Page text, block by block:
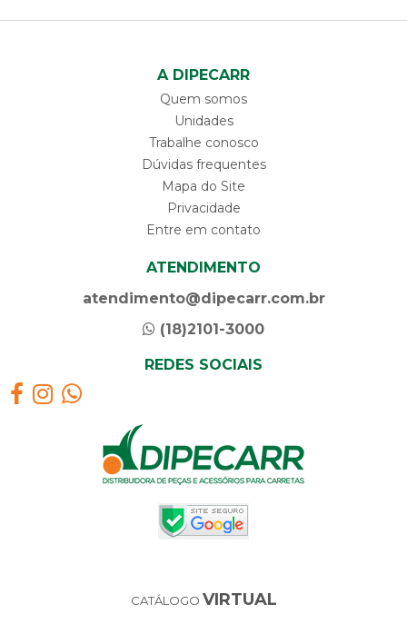
A DIPECARR
Quem somos
Unidades
Trabalhe conosco
Dúvidas frequentes
Mapa do Site
Privacidade
Entre em contato
ATENDIMENTO
atendimento@dipecarr.com.br
(18)2101-3000
REDES SOCIAIS
CATÁLOGO VIRTUAL